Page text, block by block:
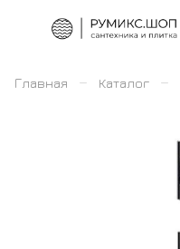
Главная – Каталог –